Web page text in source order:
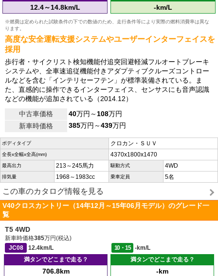
12.4～14.8km/L -km/L
※燃費は定められた試験条件の下での数値のため、走行条件等により実際の燃料消費率は異な
ります。
高度な安全運転支援システムやユーザーインターフェイスを
採用
歩行者・サイクリスト検知機能付追突回避軽減フルオートブレーキ
システムや、全車速追従機能付きアダプティブクルーズコントロー
ルなどを含む「インテリセーフテン」が標準装備されている。ま
た、直感的に操作できるインターフェイス、センサスにも音声認識
などの機能が追加されている（2014.12）
中古車価格
40万円～108万円
新車時価格
385万円～439万円
ボディタイプ クロカン・ＳＵＶ
全長x全幅x全高(mm) 4370x1800x1470
最高出力 213～245馬力 駆動方式 4WD
排気量 1968～1983cc 乗車定員 5名
この車のカタログ情報を見る
V40クロスカントリー（14年12月～15年06月モデル）のグレード一
覧
T5 4WD
新車時価格385万円(税込)
JC08
12.4km/L 10・15
-km/L
満タンでどこまで走る？
706.8km
満タンでどこまで走る？
-km